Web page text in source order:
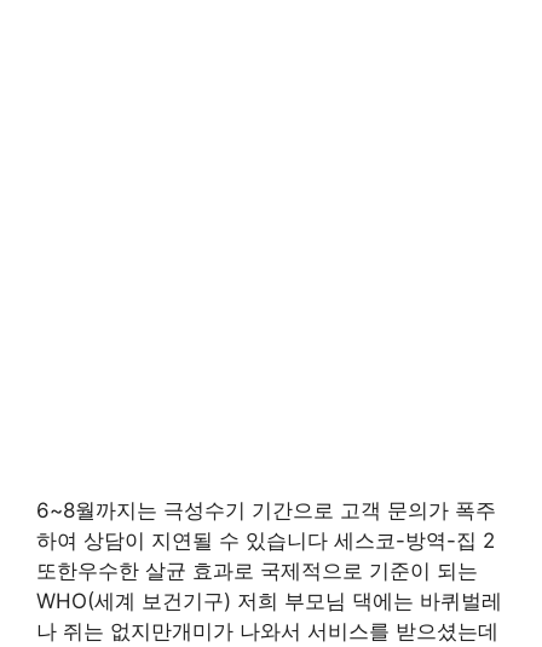
6~8월까지는 극성수기 기간으로 고객 문의가 폭주
하여 상담이 지연될 수 있습니다 세스코-방역-집 2
또한우수한 살균 효과로 국제적으로 기준이 되는
WHO(세계 보건기구) 저희 부모님 댁에는 바퀴벌레
나 쥐는 없지만개미가 나와서 서비스를 받으셨는데